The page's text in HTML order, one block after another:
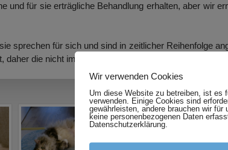
und für sie erträgliche Behandlung erhalten, aber wir
sprechen für sich und sind in zeitlicher Reihenfolge
die nicht immer gute Qualität.
Wir verwenden Cookies
Um diese Website zu betreiben, ist es
verwenden. Einige Cookies sind
gewährleisten, andere brauchen wir
keine personenbezogenen Daten
Datenschutzerklärung.